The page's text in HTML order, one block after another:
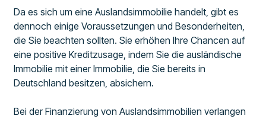
Da es sich um eine Auslandsimmobilie handelt, gibt es
dennoch einige Voraussetzungen und Besonderheiten,
die Sie beachten sollten. Sie erhöhen Ihre Chancen auf
eine positive Kreditzusage, indem Sie die ausländische
Immobilie mit einer Immobilie, die Sie bereits in
Deutschland besitzen, absichern.
Bei der Finanzierung von Auslandsimmobilien verlangen